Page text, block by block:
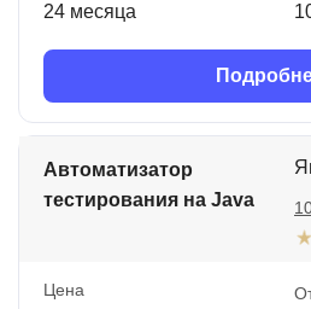
24 месяца
Автоматизатор
тестирования на Java
Цена